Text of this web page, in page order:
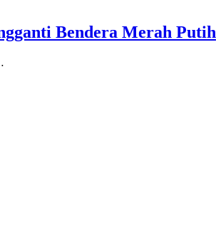
Bendera Merah Putih